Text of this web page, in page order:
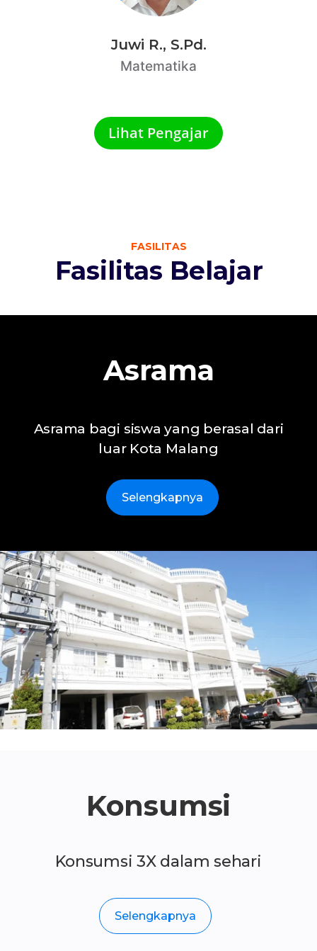
Juwi R., S.Pd.
Matematika
Lihat Pengajar
FASILITAS
Fasilitas Belajar
Asrama
Asrama bagi siswa yang berasal dari
luar Kota Malang
Selengkapnya
Konsumsi
Konsumsi 3X dalam sehari
Selengkapnya